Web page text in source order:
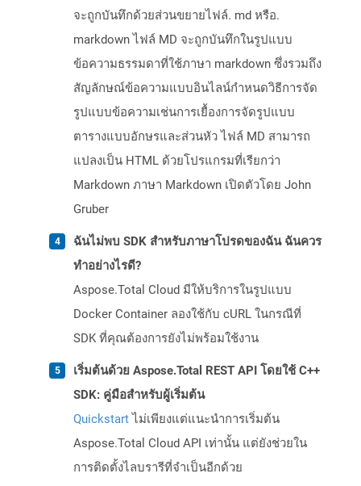
จะถูกบันทึกด้วยส่วนขยายไฟล์. md หรือ.
markdown ไฟล์ MD จะถูกบันทึกในรูปแบบ
ข้อความธรรมดาที่ใช้ภาษา markdown ซึ่งรวมถึง
สัญลักษณ์ข้อความแบบอินไลน์กำหนดวิธีการจัด
รูปแบบข้อความเช่นการเยื้องการจัดรูปแบบ
ตารางแบบอักษรและส่วนหัว ไฟล์ MD สามารถ
แปลงเป็น HTML ด้วยโปรแกรมที่เรียกว่า
Markdown ภาษา Markdown เปิดตัวโดย John
Gruber
ฉันไม่พบ SDK สำหรับภาษาโปรดของฉัน ฉันควร
ทำอย่างไรดี?
Aspose.Total Cloud มีให้บริการในรูปแบบ
Docker Container ลองใช้กับ cURL ในกรณีที่
SDK ที่คุณต้องการยังไม่พร้อมใช้งาน
เริ่มต้นด้วย Aspose.Total REST API โดยใช้ C++
SDK: คู่มือสำหรับผู้เริ่มต้น
Quickstartไม่เพียงแต่แนะนำการเริ่มต้น
Aspose.Total Cloud API เท่านั้น แต่ยังช่วยใน
การติดตั้งไลบรารีที่จำเป็นอีกด้วย